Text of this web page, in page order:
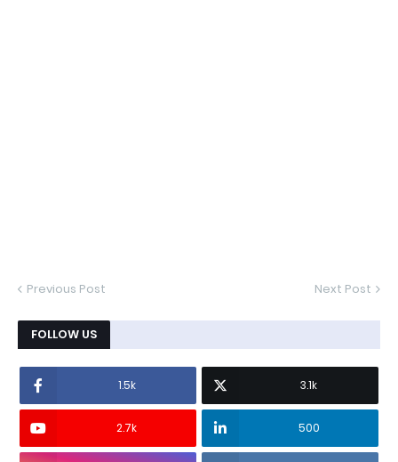
Previous Post Next Post
FOLLOW US
1.5k 3.1k
2.7k 500